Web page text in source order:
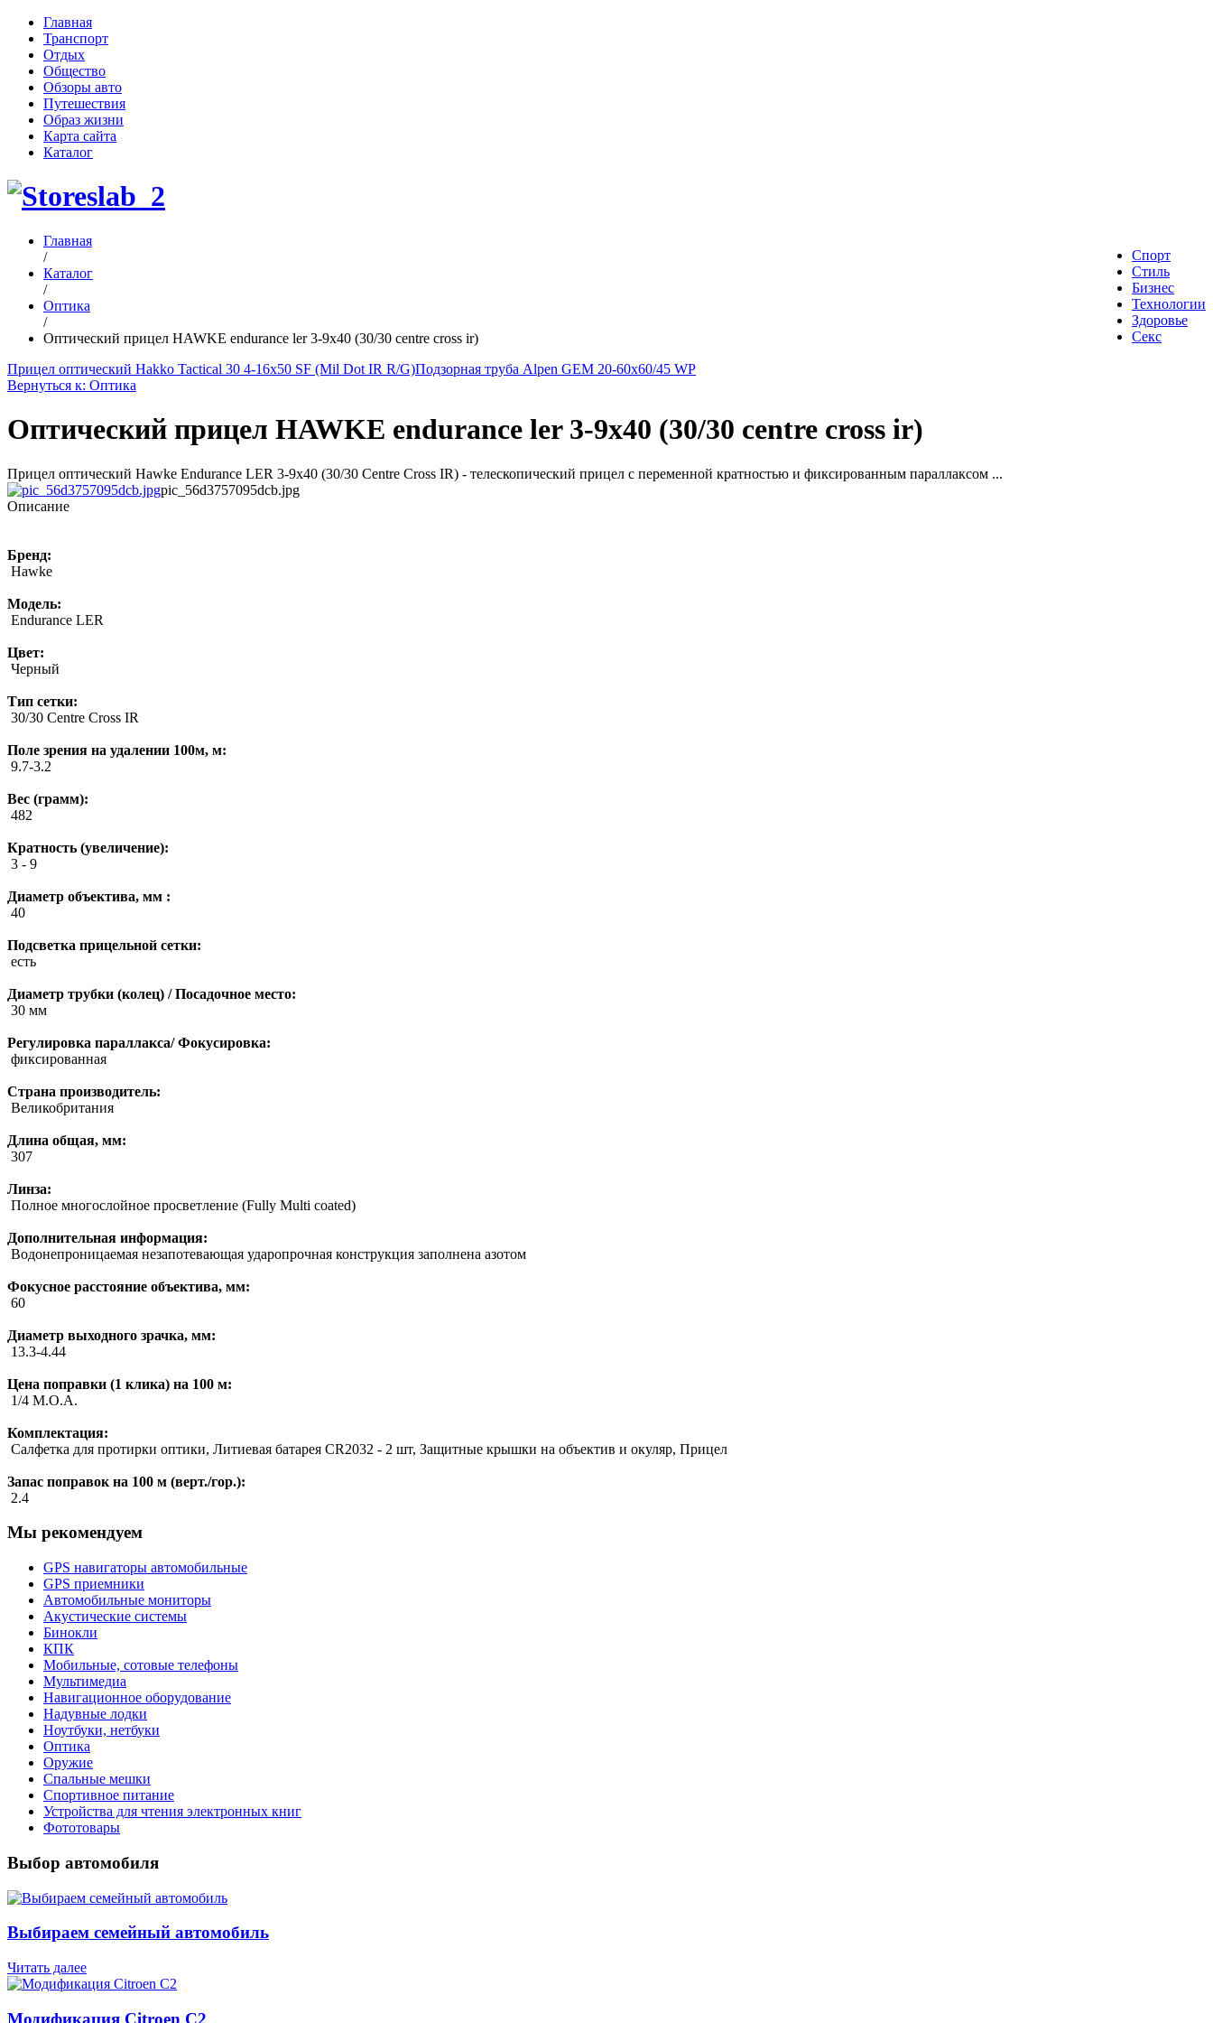
Главная
Транспорт
Отдых
Общество
Обзоры авто
Путешествия
Образ жизни
Карта сайта
Каталог
Спорт
Стиль
Бизнес
Технологии
Здоровье
Секс
Главная
/
Каталог
/
Оптика
/
Оптический прицел HAWKE endurance ler 3-9x40 (30/30 centre cross ir)
Прицел оптический Hakko Tactical 30 4-16x50 SF (Mil Dot IR R/G)Подзорная труба Alpen GEM 20-60x60/45 WP
Вернуться к: Оптика
Оптический прицел HAWKE endurance ler 3-9x40 (30/30 centre cross ir)
Прицел оптический Hawke Endurance LER 3-9x40 (30/30 Centre Cross IR) - телескопический прицел с переменной кратностью и фиксированным параллаксом ...
pic_56d3757095dcb.jpg
Описание
Бренд:
Hawke
Модель:
Endurance LER
Цвет:
Черный
Тип сетки:
30/30 Centre Cross IR
Поле зрения на удалении 100м, м:
9.7-3.2
Вес (грамм):
482
Кратность (увеличение):
3 - 9
Диаметр объектива, мм :
40
Подсветка прицельной сетки:
есть
Диаметр трубки (колец) / Посадочное место:
30 мм
Регулировка параллакса/ Фокусировка:
фиксированная
Страна производитель:
Великобритания
Длина общая, мм:
307
Линза:
Полное многослойное просветление (Fully Multi coated)
Дополнительная информация:
Водонепроницаемая незапотевающая ударопрочная конструкция заполнена азотом
Фокусное расстояние объектива, мм:
60
Диаметр выходного зрачка, мм:
13.3-4.44
Цена поправки (1 клика) на 100 м:
1/4 M.O.A.
Комплектация:
Салфетка для протирки оптики, Литиевая батарея CR2032 - 2 шт, Защитные крышки на объектив и окуляр, Прицел
Запас поправок на 100 м (верт./гор.):
2.4
Мы рекомендуем
GPS навигаторы автомобильные
GPS приемники
Автомобильные мониторы
Акустические системы
Бинокли
КПК
Мобильные, сотовые телефоны
Мультимедиа
Навигационное оборудование
Надувные лодки
Ноутбуки, нетбуки
Оптика
Оружие
Спальные мешки
Спортивное питание
Устройства для чтения электронных книг
Фототовары
Выбор автомобиля
Выбираем семейный автомобиль
Читать далее
Модификация Citroen С2